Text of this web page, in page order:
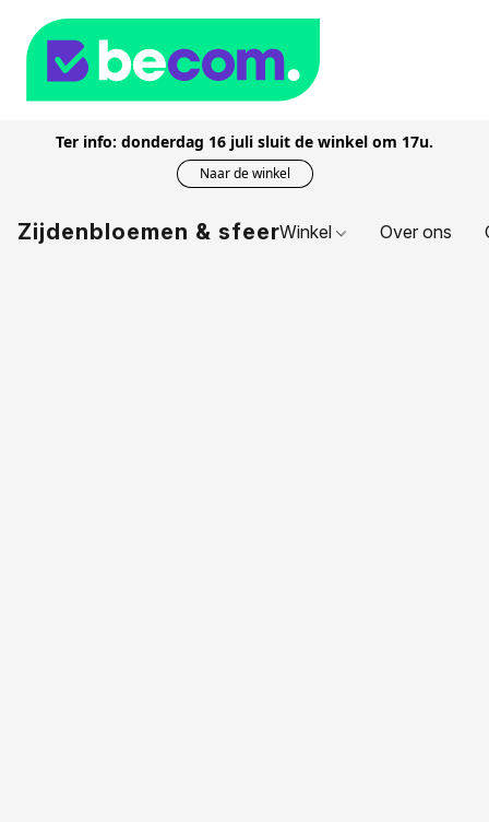
Ter info: donderdag 16 juli sluit de winkel om 17u.
Naar de winkel
Zijdenbloemen & sfeerWinkel Over ons